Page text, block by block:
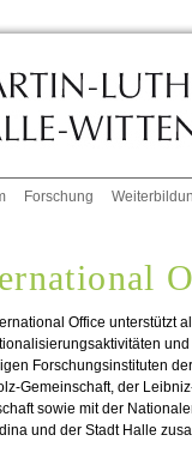
Forschung
Office unterstützt
Forschungsinstituten
Gemeinschaft, der
sowie mit der
und der Stadt Halle